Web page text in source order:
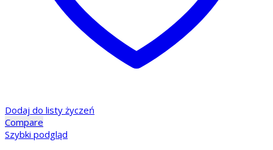
Dodaj do listy życzeń
Compare
Szybki podgląd